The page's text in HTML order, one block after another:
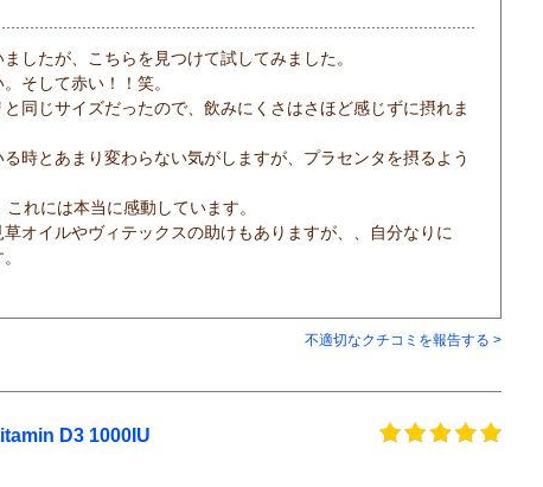
したが、こちらを見つけて試してみました。
そして赤い！！笑。
同じサイズだったので、飲みにくさはさほど感じずに摂れま
時とあまり変わらない気がしますが、プラセンタを摂るよう
れには本当に感動しています。
オイルやヴィテックスの助けもありますが、、自分なりに
不適切なクチコミを報告する >
D3 1000IU